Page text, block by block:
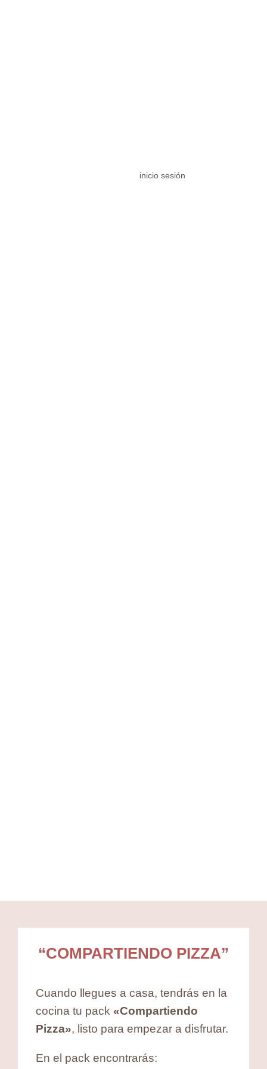
inicio sesión
“COMPARTIENDO PIZZA”
Cuando llegues a casa, tendrás en la
cocina tu pack «Compartiendo
Pizza», listo para empezar a disfrutar.
En el pack encontrarás: